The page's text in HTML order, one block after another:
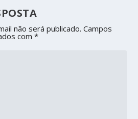
não será publicado. Campos
com*